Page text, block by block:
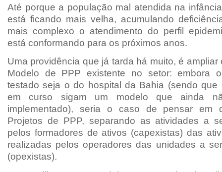
Até porque a população mal atendida na
está ficando mais velha, acumulando
mais complexo o atendimento do perfil
está conformando para os próximos anos.
Uma providência que já tarda há muito, é
Modelo de PPP existente no setor: embora
testado seja o do hospital da Bahia (sendo que
em curso sigam um modelo que ainda
implementado), seria o caso de pensar em
Projetos de PPP, separando as atividades a
pelos formadores de ativos (capexistas) das
realizadas pelos operadores das unidades a
(opexistas).